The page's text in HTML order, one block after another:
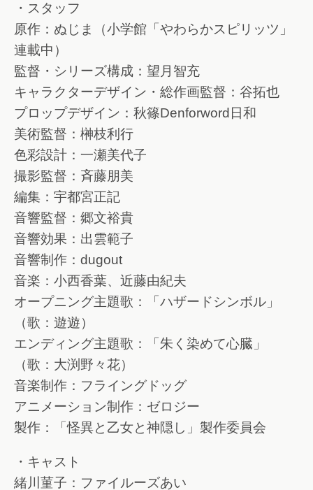
・スタッフ
原作：ぬじま（小学館「やわらかスピリッツ」
連載中）
監督・シリーズ構成：望月智充
キャラクターデザイン・総作画監督：谷拓也
プロップデザイン：秋篠Denforword日和
美術監督：榊枝利行
色彩設計：一瀬美代子
撮影監督：斉藤朋美
編集：宇都宮正記
音響監督：郷文裕貴
音響効果：出雲範子
音響制作：dugout
音楽：小西香葉、近藤由紀夫
オープニング主題歌：「ハザードシンボル」
（歌：遊遊）
エンディング主題歌：「朱く染めて心臓」
（歌：大渕野々花）
音楽制作：フライングドッグ
アニメーション制作：ゼロジー
製作：「怪異と乙女と神隠し」製作委員会
・キャスト
緒川菫子：ファイルーズあい